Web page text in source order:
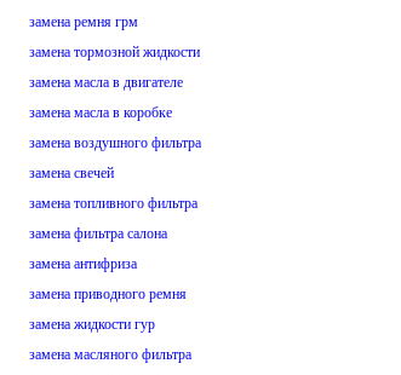
замена ремня грм
замена тормозной жидкости
замена масла в двигателе
замена масла в коробке
замена воздушного фильтра
замена свечей
замена топливного фильтра
замена фильтра салона
замена антифриза
замена приводного ремня
замена жидкости гур
замена масляного фильтра